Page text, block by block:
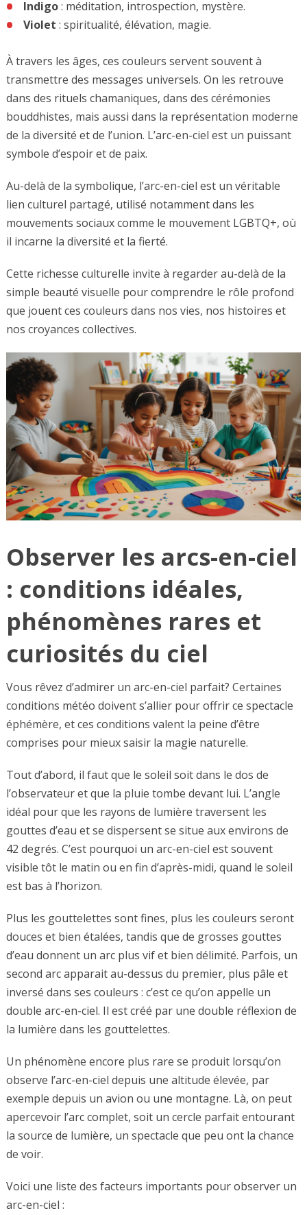
Indigo: méditation, introspection, mystère.
Violet : spiritualité, élévation, magie.
À travers les âges, ces couleurs servent souvent à
transmettre des messages universels. On les retrouve
dans des rituels chamaniques, dans des cérémonies
bouddhistes, mais aussi dans la représentation moderne
de la diversité et de l’union. L’arc-en-ciel est un puissant
symbole d’espoir et de paix.
Au-delà de la symbolique, l’arc-en-ciel est un véritable
lien culturel partagé, utilisé notamment dans les
mouvements sociaux comme le mouvement LGBTQ+, où
il incarne la diversité et la fierté.
Cette richesse culturelle invite à regarder au-delà de la
simple beauté visuelle pour comprendre le rôle profond
que jouent ces couleurs dans nos vies, nos histoires et
nos croyances collectives.
Observer les arcs-en-ciel
: conditions idéales,
phénomènes rares et
curiosités du ciel
Vous rêvez d’admirer un arc-en-ciel parfait? Certaines
conditions météo doivent s’allier pour offrir ce spectacle
éphémère, et ces conditions valent la peine d’être
comprises pour mieux saisir la magie naturelle.
Tout d’abord, il faut que le soleil soit dans le dos de
l’observateur et que la pluie tombe devant lui. L’angle
idéal pour que les rayons de lumière traversent les
gouttes d’eau et se dispersent se situe aux environs de
42 degrés. C’est pourquoi un arc-en-ciel est souvent
visible tôt le matin ou en fin d’après-midi, quand le soleil
est bas à l’horizon.
Plus les gouttelettes sont fines, plus les couleurs seront
douces et bien étalées, tandis que de grosses gouttes
d’eau donnent un arc plus vif et bien délimité. Parfois, un
second arc apparait au-dessus du premier, plus pâle et
inversé dans ses couleurs : c’est ce qu’on appelle un
double arc-en-ciel. Il est créé par une double réflexion de
la lumière dans les gouttelettes.
Un phénomène encore plus rare se produit lorsqu’on
observe l’arc-en-ciel depuis une altitude élevée, par
exemple depuis un avion ou une montagne. Là, on peut
apercevoir l’arc complet, soit un cercle parfait entourant
la source de lumière, un spectacle que peu ont la chance
de voir.
Voici une liste des facteurs importants pour observer un
arc-en-ciel :